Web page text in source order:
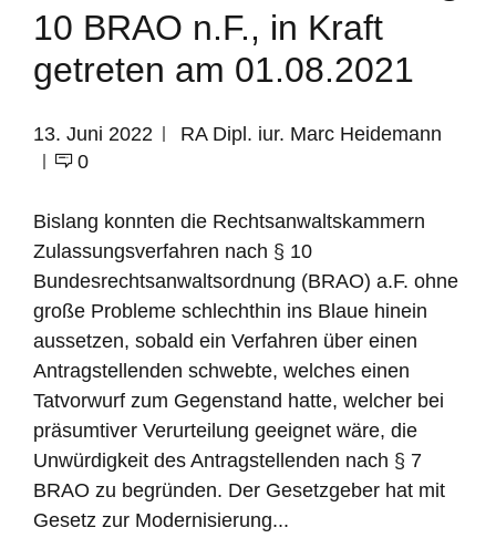
10 BRAO n.F., in Kraft
getreten am 01.08.2021
13. Juni 2022
RA Dipl. iur. Marc Heidemann
0
Bislang konnten die Rechtsanwaltskammern
Zulassungsverfahren nach § 10
Bundesrechtsanwaltsordnung (BRAO) a.F. ohne
große Probleme schlechthin ins Blaue hinein
aussetzen, sobald ein Verfahren über einen
Antragstellenden schwebte, welches einen
Tatvorwurf zum Gegenstand hatte, welcher bei
präsumtiver Verurteilung geeignet wäre, die
Unwürdigkeit des Antragstellenden nach § 7
BRAO zu begründen. Der Gesetzgeber hat mit
Gesetz zur Modernisierung...